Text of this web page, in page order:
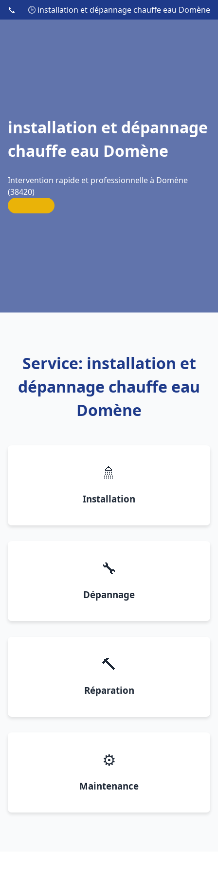
📞 🕒 installation et dépannage chauffe eau Domène
installation et dépannage
chauffe eau Domène
Intervention rapide et professionnelle à Domène
(38420)
Service: installation et
dépannage chauffe eau
Domène
🚿
Installation
🔧
Dépannage
🔨
Réparation
⚙️
Maintenance